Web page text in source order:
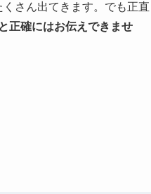
さん出てきます。でも正直
正確にはお伝えできませ